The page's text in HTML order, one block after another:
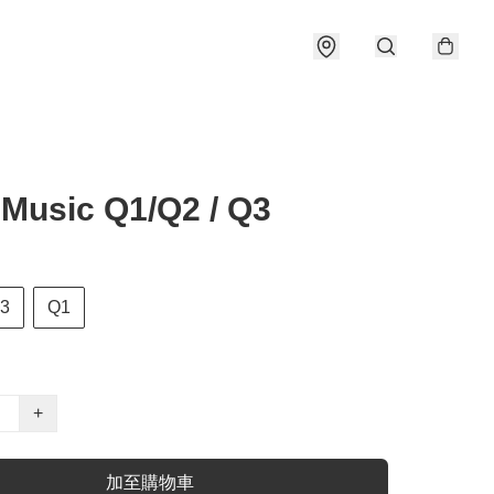
Q1/Q2 / Q3
Q1
+
加至購物車